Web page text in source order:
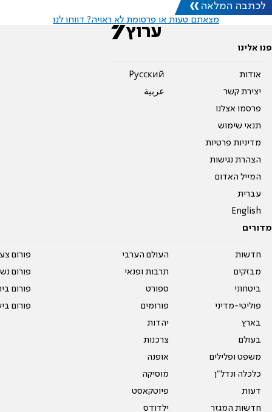
לכתבה המלאה
מצאתם טעות או פרסומת לא ראויה? דווחו לנו
פנו אלינו
אודות
יצירת קשר
פרסמו אצלנו
תנאי שימוש
מדיניות פרטיות
הצהרת נגישות
המייל האדום
עברית
English
Pусский
عربية
מדורים
חדשות
מבזקים
ביטחוני
פוליטי-מדיני
בארץ
בעולם
משפט ופלילים
כלכלה ונדל"ן
דעות
חדשות המגזר
העולם הערבי
תרבות ופנאי
ספורט
פורומים
יהדות
צרכנות
אופנה
מוסיקה
פיוטקאסט
ילדודס
פורום
פורום
פורום
פורום